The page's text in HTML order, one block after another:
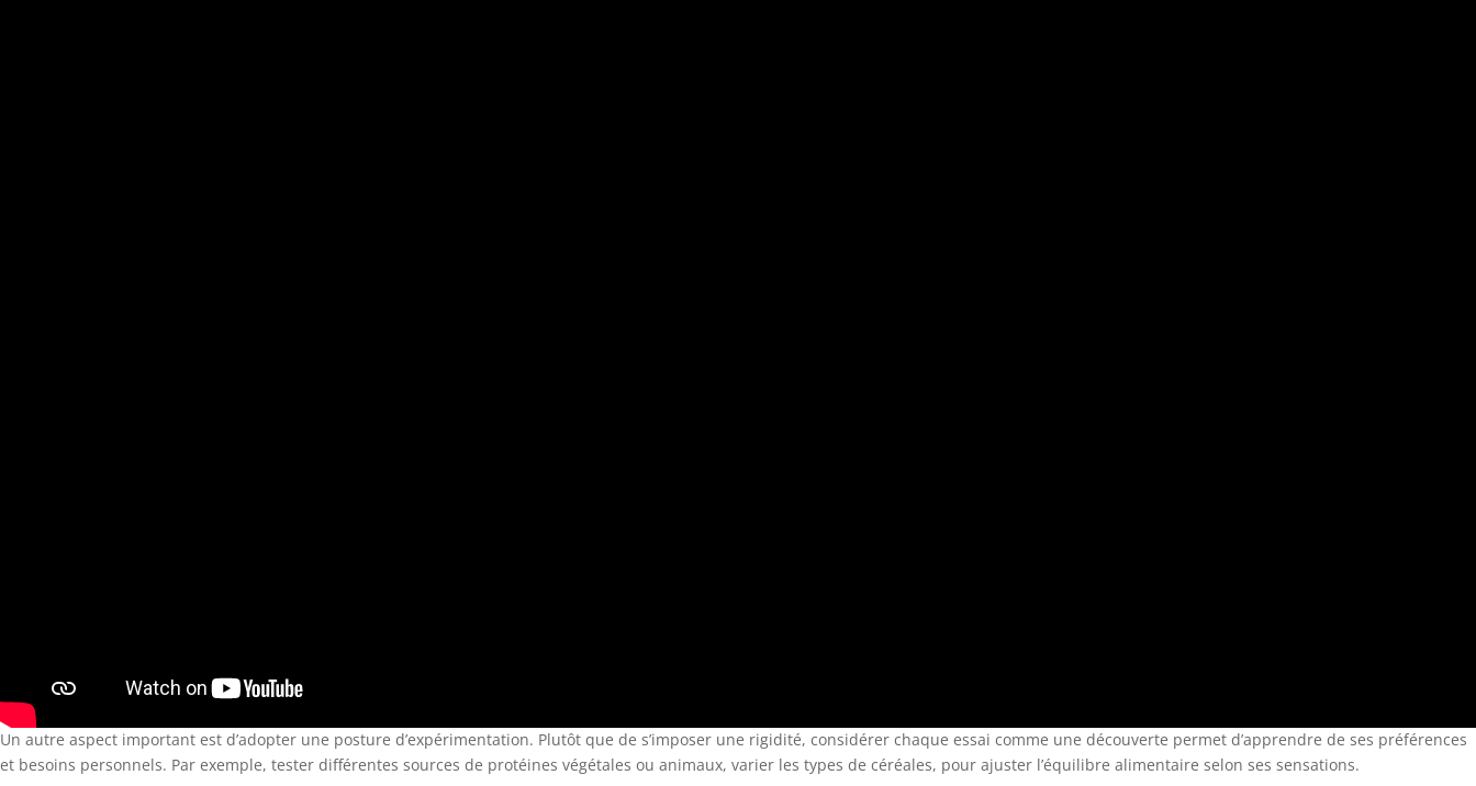
Un autre aspect important est d’adopter une posture d’expérimentation. Plutôt que de s’imposer une rigidité, considérer chaque essai comme une découverte permet d’apprendre de ses préférences
et besoins personnels. Par exemple, tester différentes sources de protéines végétales ou animaux, varier les types de céréales, pour ajuster l’équilibre alimentaire selon ses sensations.